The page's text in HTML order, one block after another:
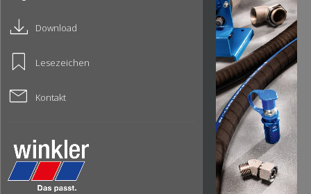
Download
Lesezeichen
Kontakt